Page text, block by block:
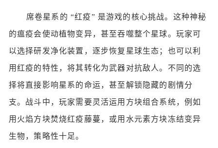
席卷星系的 “红疫” 是游戏的核心挑战。这种神秘
的瘟疫会使动植物变异，甚至吞噬整个星球。玩家可
以选择研发净化装置，逐步恢复星球生态；也可以利
用红疫的特性，将其转化为武器对抗敌人。不同的选
择将直接影响星系的命运，甚至解锁隐藏的剧情分
支。战斗中，玩家需要灵活运用方块组合系统，例如
用火焰方块焚烧红疫藤蔓，或用水元素方块冻结变异
生物，策略性十足。